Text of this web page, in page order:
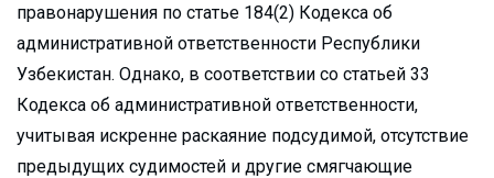
правонарушения по статье 184(2) Кодекса об
административной ответственности Республики
Узбекистан. Однако, в соответствии со статьей 33
Кодекса об административной ответственности,
учитывая искренне раскаяние подсудимой, отсутствие
предыдущих судимостей и другие смягчающие